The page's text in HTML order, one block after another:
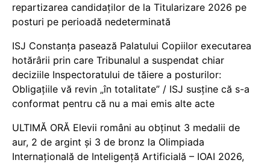
repartizarea candidaților de la Titularizare 2026 pe
posturi pe perioadă nedeterminată
ISJ Constanța pasează Palatului Copiilor executarea
hotărârii prin care Tribunalul a suspendat chiar
deciziile Inspectoratului de tăiere a posturilor:
Obligațiile vă revin „în totalitate” / ISJ susține că s-a
conformat pentru că nu a mai emis alte acte
ULTIMĂ ORĂ Elevii români au obținut 3 medalii de
aur, 2 de argint și 3 de bronz la Olimpiada
Internațională de Inteligență Artificială – IOAI 2026,